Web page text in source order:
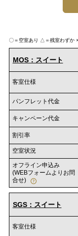
〇＝空室あり △＝残室わずか
MOS：スイート
客室仕様
パンフレット代金
キャンペーン代金
割引率
空室状況
オフライン申込み
(WEBフォームよりお問
合せ)
SGS：スイート
客室仕様